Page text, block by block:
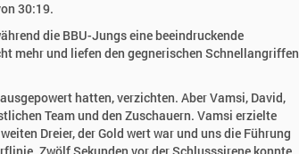
30:19.
die BBU-Jungs eine beeindruckende
mehr und liefen den gegnerischen Schnellangriffen
hatten, verzichten. Aber Vamsi, David,
Team und den Zuschauern. Vamsi erzielte
Dreier, der Gold wert war und uns die Führung